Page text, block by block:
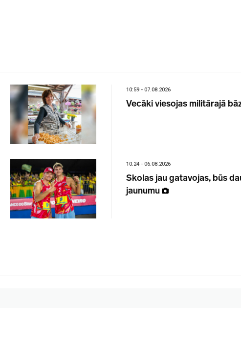
10:59 - 07.08.2026
Vecāki viesojas militārajā
10:24 - 06.08.2026
Skolas jau gatavojas, būs
jaunumu